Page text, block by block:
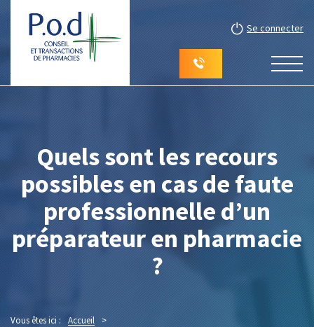
Se connecter
Quels sont les recours
possibles en cas de faute
professionnelle d’un
préparateur en pharmacie
?
Vous êtes ici : Accueil
>